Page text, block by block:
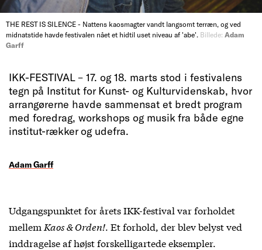
THE REST IS SILENCE - Nattens kaosmagter vandt langsomt terræn, og ved
midnatstide havde festivalen nået et hidtil uset niveau af 'abe'. Billede: Adam
Garff
IKK-FESTIVAL – 17. og 18. marts stod i festivalens
tegn på Institut for Kunst- og Kulturvidenskab, hvor
arrangørerne havde sammensat et bredt program
med foredrag, workshops og musik fra både egne
institut-rækker og udefra.
Adam Garff
Udgangspunktet for årets IKK-festival var forholdet
mellem Kaos & Orden! . Et forhold, der blev belyst ved
inddragelse af højst forskelligartede eksempler.